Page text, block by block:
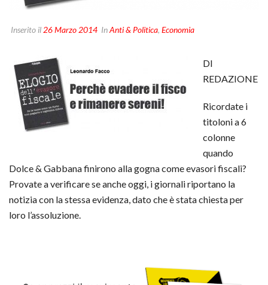
Inserito il 26 Marzo 2014 InAnti & Politica, Economia
DI
REDAZIONE
Ricordate i
titoloni a 6
colonne
quando
Dolce & Gabbana finirono alla gogna come evasori fiscali?
Provate a verificare se anche oggi, i giornali riportano la
notizia con la stessa evidenza, dato che è stata chiesta per
loro l’assoluzione.